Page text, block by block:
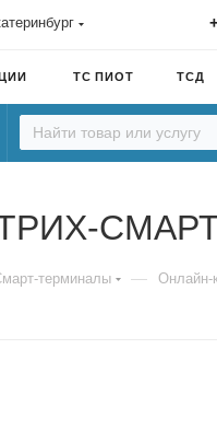
ТС ПИОТ ТСД
терминалы —